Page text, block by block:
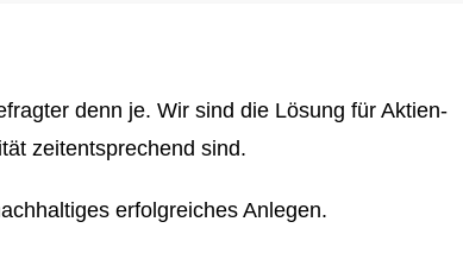
denn je. Wir sind die Lösung für Aktien-
zeitentsprechend sind.
erfolgreiches Anlegen.